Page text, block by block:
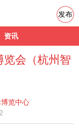
资讯
发布
览会（杭州智
览中心